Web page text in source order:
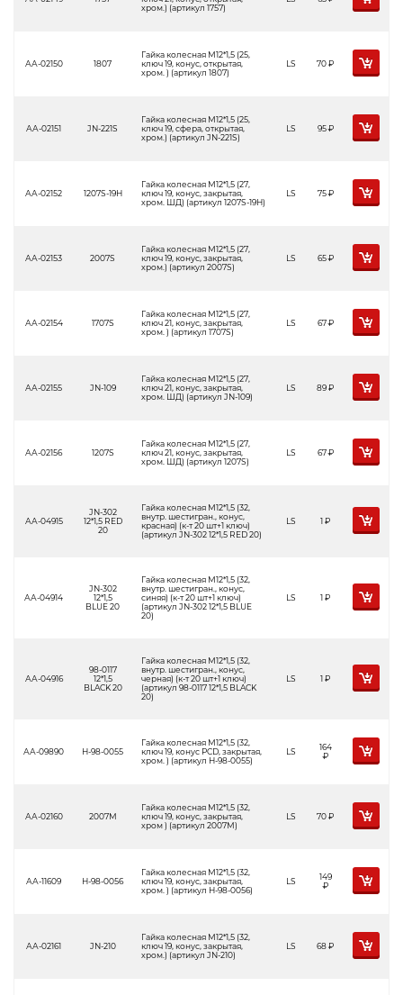
хром.) (артикул 1757)
АА-02150 1807
Гайка колесная М12*1,5 (25,
ключ 19, конус, открытая,
хром. ) (артикул 1807)
LS 70Р
АА-02151 JN-221S
Гайка колесная М12*1,5 (25,
ключ 19, сфера, открытая,
хром.) (артикул JN-221S)
LS 95Р
АА-02152 1207S-19H
Гайка колесная М12*1,5 (27,
ключ 19, конус, закрытая,
хром. ШД) (артикул 1207S-19H)
LS 75Р
АА-02153 2007S
Гайка колесная М12*1,5 (27,
ключ 19, конус, закрытая,
хром.) (артикул 2007S)
LS 65Р
АА-02154 1707S
Гайка колесная М12*1,5 (27,
ключ 21, конус, закрытая,
хром. ) (артикул 1707S)
LS 67Р
АА-02155 JN-109
Гайка колесная М12*1,5 (27,
ключ 21, конус, закрытая,
хром. ШД) (артикул JN-109)
LS 89Р
АА-02156 1207S
Гайка колесная М12*1,5 (27,
ключ 21, конус, закрытая,
хром. ШД) (артикул 1207S)
LS 67Р
АА-04915
JN-302
12*1,5 RED
20
Гайка колесная М12*1,5 (32,
внутр. шестигран., конус,
красная) (к-т 20 шт+1 ключ)
(артикул JN-302 12*1,5 RED 20)
LS 1Р
АА-04914
JN-302
12*1,5
BLUE 20
Гайка колесная М12*1,5 (32,
внутр. шестигран., конус,
синяя) (к-т 20 шт+1 ключ)
(артикул JN-302 12*1,5 BLUE
20)
LS 1Р
АА-04916
98-0117
12*1,5
BLACK 20
Гайка колесная М12*1,5 (32,
внутр. шестигран., конус,
черная) (к-т 20 шт+1 ключ)
(артикул 98-0117 12*1,5 BLACK
20)
LS 1Р
АА-09890 H-98-0055
Гайка колесная М12*1,5 (32,
ключ 19, конус PCD, закрытая,
хром. ) (артикул H-98-0055)
LS
164
Р
АА-02160 2007M
Гайка колесная М12*1,5 (32,
ключ 19, конус, закрытая,
хром ) (артикул 2007M)
LS 70Р
АА-11609 H-98-0056
Гайка колесная М12*1,5 (32,
ключ 19, конус, закрытая,
хром. ) (артикул H-98-0056)
LS
149
Р
АА-02161 JN-210
Гайка колесная М12*1,5 (32,
ключ 19, конус, закрытая,
хром.) (артикул JN-210)
LS 68Р